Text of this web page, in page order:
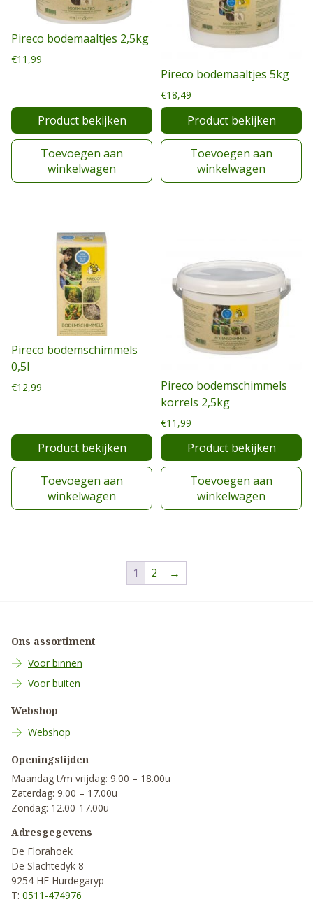
Pireco bodemaaltjes 2,5kg
€11,99
Product bekijken
Toevoegen aan
winkelwagen
Pireco bodemaaltjes 5kg
€18,49
Product bekijken
Toevoegen aan
winkelwagen
Pireco bodemschimmels
0,5l
€12,99
Product bekijken
Toevoegen aan
winkelwagen
Pireco bodemschimmels
korrels 2,5kg
€11,99
Product bekijken
Toevoegen aan
winkelwagen
1 2 →
Ons assortiment
Voor binnen
Voor buiten
Webshop
Webshop
Openingstijden
Maandag t/m vrijdag: 9.00 – 18.00u
Zaterdag: 9.00 – 17.00u
Zondag: 12.00-17.00u
Adresgegevens
De Florahoek
De Slachtedyk 8
9254 HE Hurdegaryp
T: 0511-474976